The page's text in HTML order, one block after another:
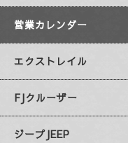
営業カレンダー
エクストレイル
FJクルーザー
ジープJEEP